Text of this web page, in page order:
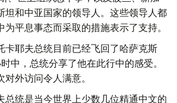
坦和中亚国家的领导人。这些领导人都
平息事态而采取的措施表示了支持。
卡耶夫总统目前已经飞回了哈萨克斯
中，总统分享了他在此行中的感受。
外访问令人满意。
总统是当今世界上少数几位精通中文的